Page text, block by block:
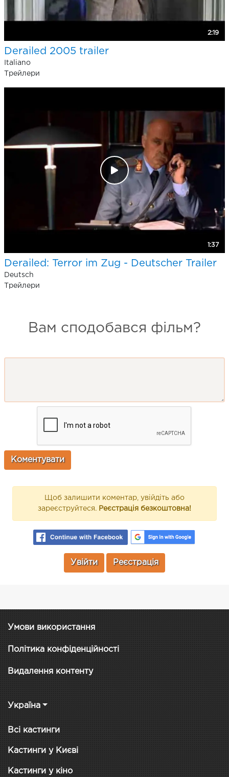
2:19
Derailed 2005 trailer
Italiano
Трейлери
1:37
Derailed: Terror im Zug - Deutscher Trailer
Deutsch
Трейлери
Вам сподобався фільм?
Щоб залишити коментар, увійдіть або
зареєструйтеся. Реєстрація безкоштовна!
Увійти Реєстрація
Умови використання
Політика конфіденційності
Видалення контенту
Україна
Всі кастинги
Кастинги у Києві
Кастинги у кіно